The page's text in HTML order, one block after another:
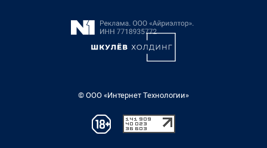
© ООО «Интернет Технологии»